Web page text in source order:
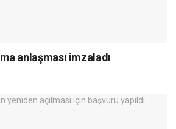
anlaşması imzaladı